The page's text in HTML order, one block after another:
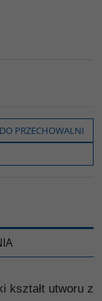
PRZECHOWALNI
kształt utworu z